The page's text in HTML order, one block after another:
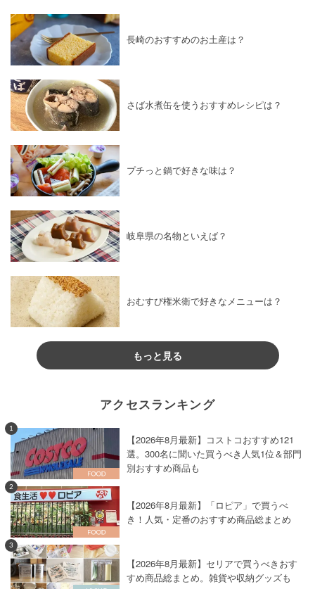
長崎のおすすめのお土産は？
さば水煮缶を使うおすすめレシピは？
プチっと鍋で好きな味は？
岐阜県の名物といえば？
おむすび権米衛で好きなメニューは？
もっと見る
アクセスランキング
1
【2026年8月最新】コストコおすすめ121
選。300名に聞いた買うべき人気1位＆部門
別おすすめ商品も
2
【2026年8月最新】「ロピア」で買うべ
き！人気・定番のおすすめ商品総まとめ
3
【2026年8月最新】セリアで買うべきおす
すめ商品総まとめ。雑貨や収納グッズも